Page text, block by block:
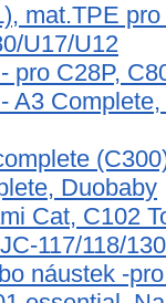
mat.TPE
U17/U12
pro C28P,
A3
Duobaby
Cat, C102
117/118/
náustek -